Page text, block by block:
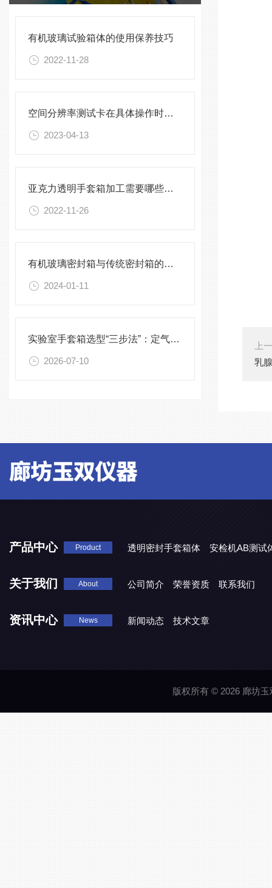
有机玻璃试验箱体的使用保养技巧
2022-11-28
空间分辨率测试卡在具体操作时，应该注意些什么？
2023-04-13
亚克力透明手套箱加工需要哪些设备
2022-11-26
有机玻璃密封箱与传统密封箱的比较分析
2024-01-11
实验室手套箱选型“三步法”：定气氛、定压差、定配件
2026-07-10
上
乳
产品中心 Product 透明密封手套箱体 安检机AB测试
关于我们 About 公司简介 荣誉资质 联系我们
资讯中心 News 新闻动态 技术文章
版权所有 © 2026 廊坊